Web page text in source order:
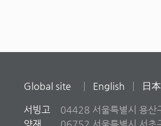
Global site English 日
서빙고 04428 서울특별시 용산